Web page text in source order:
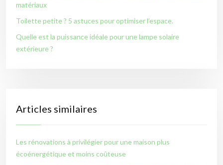
matériaux
Toilette petite ? 5 astuces pour optimiser l’espace.
Quelle est la puissance idéale pour une lampe solaire
extérieure ?
Articles similaires
Les rénovations à privilégier pour une maison plus
écoénergétique et moins coûteuse